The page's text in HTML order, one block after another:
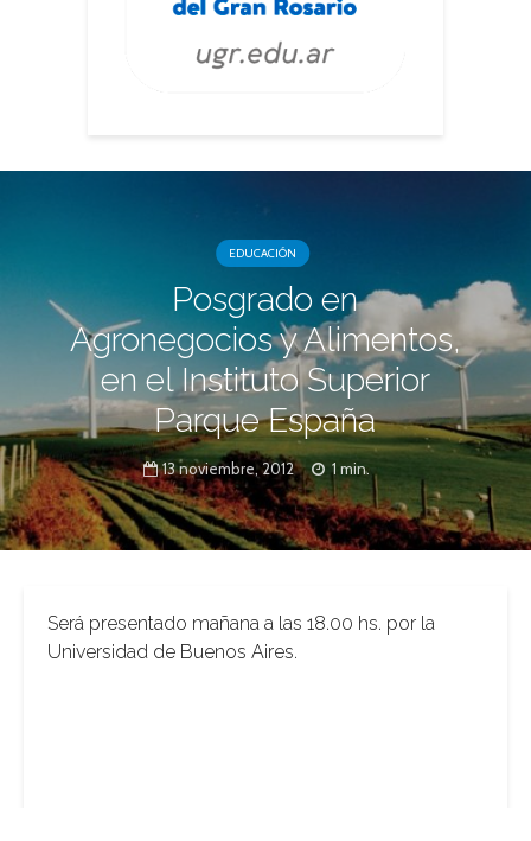
EDUCACIÓN
Posgrado en
Agronegocios y Alimentos,
en el Instituto Superior
Parque España
13 noviembre, 2012 1 min.
Será presentado mañana a las 18.00 hs. por la
Universidad de Buenos Aires.